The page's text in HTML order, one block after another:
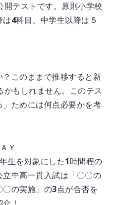
テストです。原則小学校
4科目、中学生以降は５
このままで推移すると新
もしれません。このテス
」ためには何点必要かを考
Ｙ
生を対象にした1時間程の
中高一貫入試は「〇〇の
の実施」の3点が合否を